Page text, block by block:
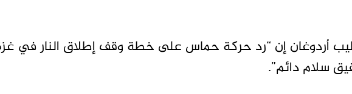
أردوغان إن “رد حركة حماس على خطة وقف إطلاق النار في
سلام دائم”.